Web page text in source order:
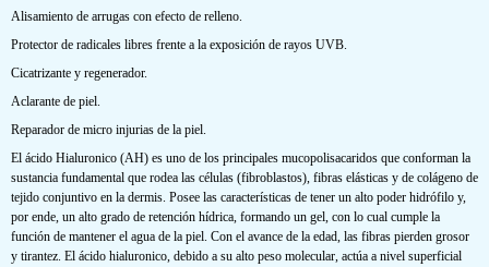
Alisamiento de arrugas con efecto de relleno.
Protector de radicales libres frente a la exposición de rayos UVB.
Cicatrizante y regenerador.
Aclarante de piel.
Reparador de micro injurias de la piel.
El ácido Hialuronico (AH) es uno de los principales mucopolisacaridos que conforman la
sustancia fundamental que rodea las células (fibroblastos), fibras elásticas y de colágeno de
tejido conjuntivo en la dermis. Posee las características de tener un alto poder hidrófilo y,
por ende, un alto grado de retención hídrica, formando un gel, con lo cual cumple la
función de mantener el agua de la piel. Con el avance de la edad, las fibras pierden grosor
y tirantez. El ácido hialuronico, debido a su alto peso molecular, actúa a nivel superficial